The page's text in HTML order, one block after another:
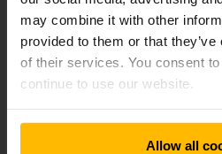
may combine it with other
provided to them or that
of their services. You consent
continue to use our website.
Allow all